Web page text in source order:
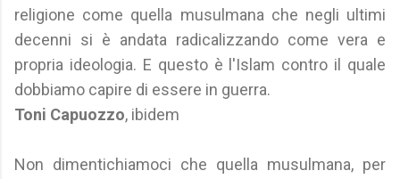
religione come quella musulmana che negli ultimi
decenni si è andata radicalizzando come vera e
propria ideologia. E questo è l'Islam contro il quale
dobbiamo capire di essere in guerra.
Toni Capuozzo, ibidem
Non dimentichiamoci che quella musulmana, per